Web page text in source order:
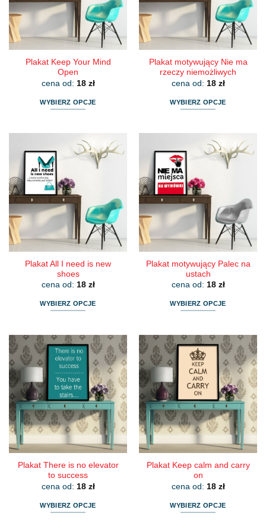
na
stronie
produktu
na
stronie
produktu
Plakat Keep Your Mind
Open
cena od: 18 zł
WYBIERZ OPCJE
wiele
wariantów.
Opcje
można
wybrać
na
stronie
produktu
Plakat motywujący Nie ma
rzeczy niemożliwych
cena od: 18 zł
WYBIERZ OPCJE
wiele
wariantów.
Opcje
można
wybrać
na
stronie
produktu
Plakat All I need is new
shoes
cena od: 18 zł
WYBIERZ OPCJE
ma
wiele
wariantów.
Opcje
można
wybrać
na
stronie
produktu
Plakat motywujący Palec na
ustach
cena od: 18 zł
WYBIERZ OPCJE
ma
wiele
wariantów.
Opcje
można
wybrać
na
stronie
produktu
Plakat There is no elevator
to success
cena od: 18 zł
WYBIERZ OPCJE
Plakat Keep calm and carry
on
cena od: 18 zł
WYBIERZ OPCJE